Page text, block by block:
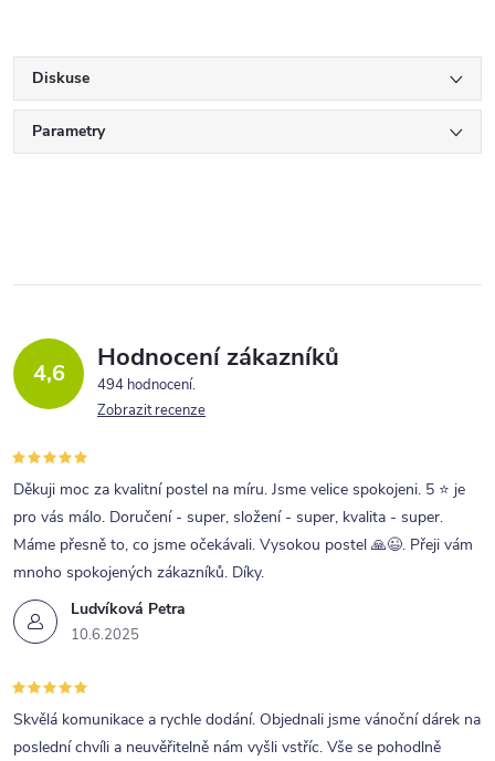
Diskuse
Parametry
4,6 Hodnocení zákazníků
494 hodnocení
Zobrazit recenze
Ludvíková Petra
10.6.2025
Děkuji moc za kvalitní postel na míru. Jsme velice spokojeni. 5 ⭐ je
pro vás málo. Doručení - super, složení - super, kvalita - super.
Máme přesně to, co jsme očekávali. Vysokou postel 🙏😉. Přeji vám
mnoho spokojených zákazníků. Díky.
Skvělá komunikace a rychle dodání. Objednali jsme vánoční dárek na
poslední chvíli a neuvěřitelně nám vyšli vstříc. Vše se pohodlně